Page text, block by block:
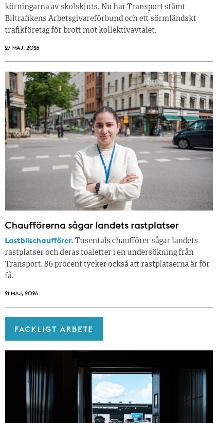
körningarna av skolskjuts. Nu har Transport stämt
Biltrafikens Arbetsgivareförbund och ett sörmländskt
trafikföretag för brott mot kollektivavtalet.
27 MAJ, 2026
Chaufförerna sågar landets rastplatser
Lastbilschaufförer.Tusentals chaufförer sågar landets
rastplatser och deras toaletter i en undersökning från
Transport. 86 procent tycker också att rastplatserna är för
få.
21 MAJ, 2026
FACKLIGT ARBETE